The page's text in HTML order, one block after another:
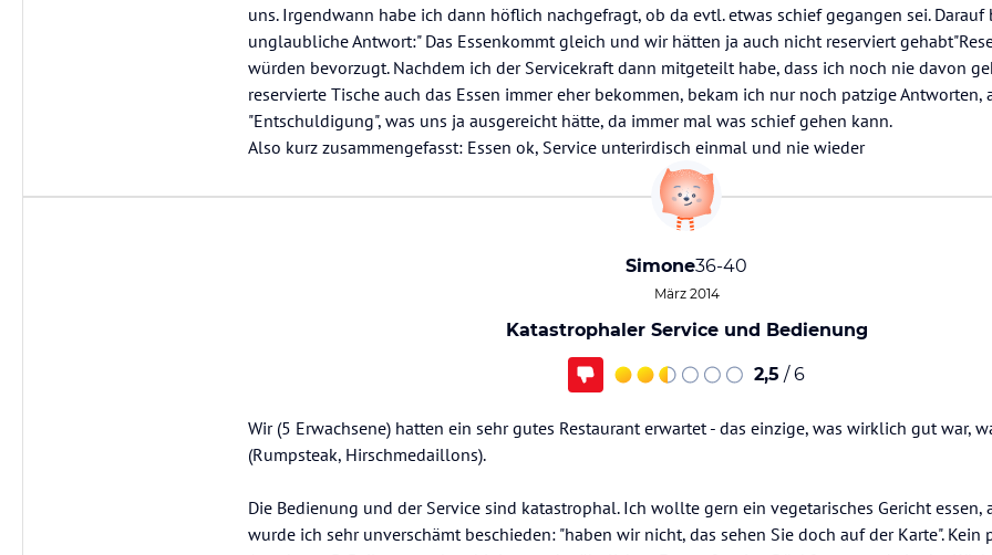
uns. Irgendwann habe ich dann höflich nachgefragt, ob da evtl. etwas schief gegangen sei. Darauf
unglaubliche Antwort:" Das Essenkommt gleich und wir hätten ja auch nicht reserviert
würden bevorzugt. Nachdem ich der Servicekraft dann mitgeteilt habe, dass ich noch nie davon
reservierte Tische auch das Essen immer eher bekommen, bekam ich nur noch patzige Antworten,
"Entschuldigung", was uns ja ausgereicht hätte, da immer mal was schief gehen kann.
Also kurz zusammengefasst: Essen ok, Service unterirdisch einmal und nie wieder
Simone36-40
März 2014
Katastrophaler Service und Bedienung
2,5 / 6
Wir (5 Erwachsene) hatten ein sehr gutes Restaurant erwartet - das einzige, was wirklich gut war,
(Rumpsteak, Hirschmedaillons).
Die Bedienung und der Service sind katastrophal. Ich wollte gern ein vegetarisches Gericht essen,
wurde ich sehr unverschämt beschieden: "haben wir nicht, das sehen Sie doch auf der Karte". Kein